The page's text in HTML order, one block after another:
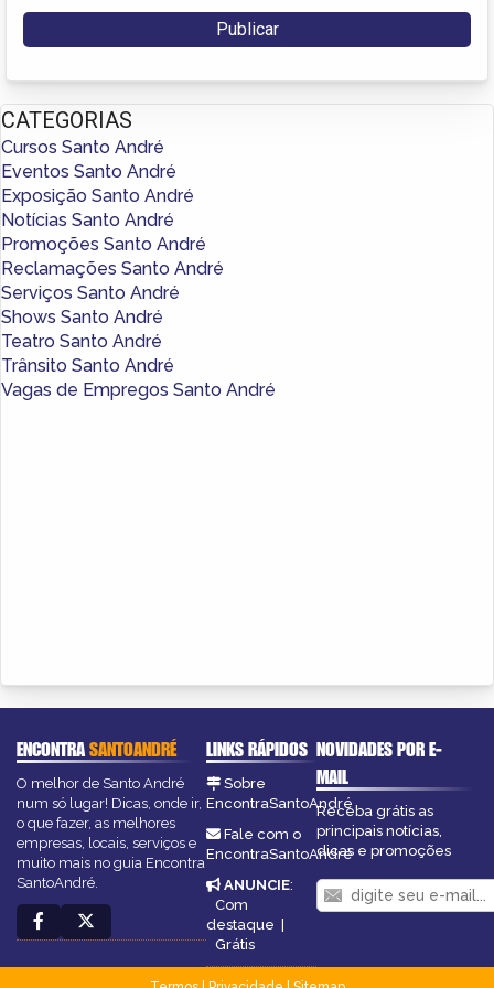
CATEGORIAS
Cursos Santo André
Eventos Santo André
Exposição Santo André
Notícias Santo André
Promoções Santo André
Reclamações Santo André
Serviços Santo André
Shows Santo André
Teatro Santo André
Trânsito Santo André
Vagas de Empregos Santo André
ENCONTRASANTOANDRÉ
O melhor de Santo André
num só lugar! Dicas, onde ir,
o que fazer, as melhores
empresas, locais, serviços e
muito mais no guia Encontra
SantoAndré.
LINKS RÁPIDOS
Sobre
EncontraSantoAndré
Fale com o
EncontraSantoAndré
ANUNCIE:
Com
destaque
Grátis
NOVIDADES POR E-
MAIL
Receba grátis as
principais notícias,
dicas e promoções